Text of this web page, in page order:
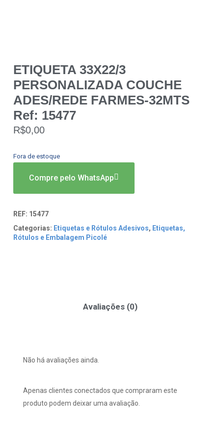
ETIQUETA 33X22/3
PERSONALIZADA COUCHE
ADES/REDE FARMES-32MTS
Ref: 15477
R$0,00
Fora de estoque
Compre pelo WhatsApp
REF: 15477
Categorias: Etiquetas e Rótulos Adesivos, Etiquetas,
Rótulos e Embalagem Picolé
Avaliações (0)
Não há avaliações ainda.
Apenas clientes conectados que compraram este
produto podem deixar uma avaliação.